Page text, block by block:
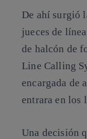
De ahí surgió
jueces de línea
de halcón de
Line Calling
encargada de
entrara en los
Una decisión